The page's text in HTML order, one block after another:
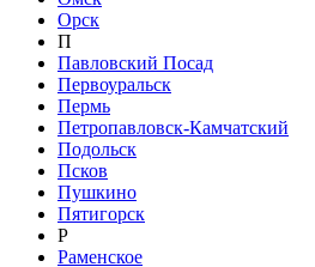
Орск
П
Павловский Посад
Первоуральск
Пермь
Петропавловск-Камчатский
Подольск
Псков
Пушкино
Пятигорск
Р
Раменское